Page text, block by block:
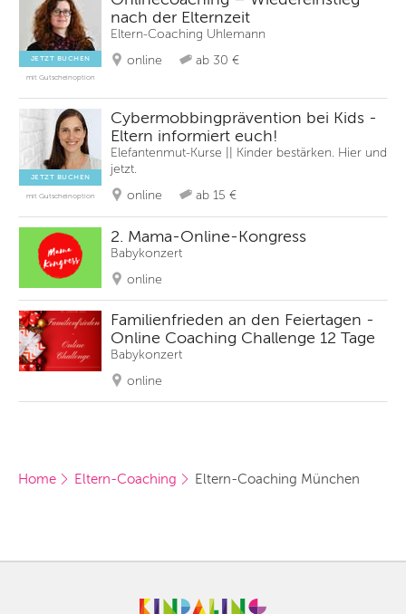
JETZT BUCHEN
mit Gutscheinoption
nach der Elternzeit
Eltern-Coaching Uhlemann
online
ab 30 €
JETZT BUCHEN
mit Gutscheinoption
Cybermobbingprävention bei Kids -
Eltern informiert euch!
Elefantenmut-Kurse || Kinder bestärken. Hier und
jetzt.
online
ab 15 €
2. Mama-Online-Kongress
Babykonzert
online
Familienfrieden an den Feiertagen -
Online Coaching Challenge 12 Tage
Babykonzert
online
Home Eltern-Coaching Eltern-Coaching München